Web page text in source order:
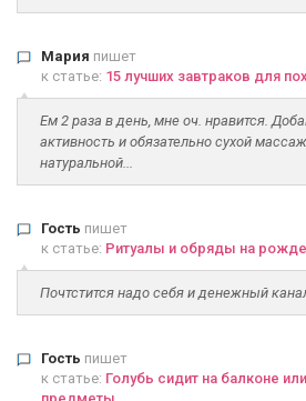
Мария пишет
к статье: 15 лучших завтраков для
Ем 2 раза в день, мне оч. нравится.
активность и обязательно сухой
натуральной...
Гость пишет
к статье: Ритуалы и обряды на
Почтстится надо себя и денежный
Гость пишет
к статье: Голубь сидит на балконе